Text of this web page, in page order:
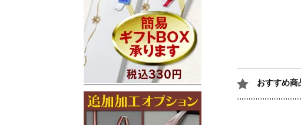
おすすめ商